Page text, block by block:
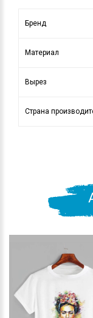
Бренд
Материал
Вырез
Страна